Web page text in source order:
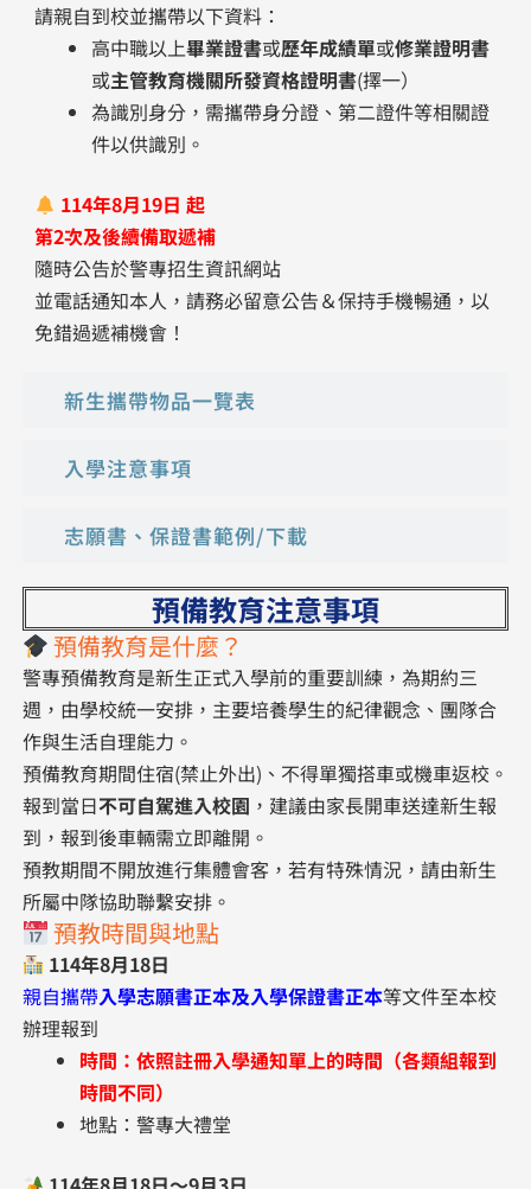
新生攜帶物品一覽表
入學注意事項
志願書、保證書範例/下載
請親自到校並攜帶以下資料：
高中職以上畢業證書或歷年成績單或修業證明書
或主管教育機關所發資格證明書(擇一）
為識別身分，需攜帶身分證、第二證件等相關證
件以供識別。
114年8月19日 起
第2次及後續備取遞補
隨時公告於警專招生資訊網站
並電話通知本人，請務必留意公告＆保持手機暢通，以
免錯過遞補機會！
預備教育注意事項
預備教育是什麼？
警專預備教育是新生正式入學前的重要訓練，為期約三
週，由學校統一安排，主要培養學生的紀律觀念、團隊合
作與生活自理能力。
預備教育期間住宿(禁止外出)、不得單獨搭車或機車返校。
報到當日不可自駕進入校園 ，建議由家長開車送達新生報
到，報到後車輛需立即離開。
預教期間不開放進行集體會客，若有特殊情況，請由新生
所屬中隊協助聯繫安排。
預教時間與地點
114年8月18日
親自攜帶入學志願書正本及入學保證書正本等文件至本校
辦理報到
時間：依照註冊入學通知單上的時間（各類組報到
時間不同）
地點：警專大禮堂